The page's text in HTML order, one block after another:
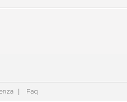
Faq